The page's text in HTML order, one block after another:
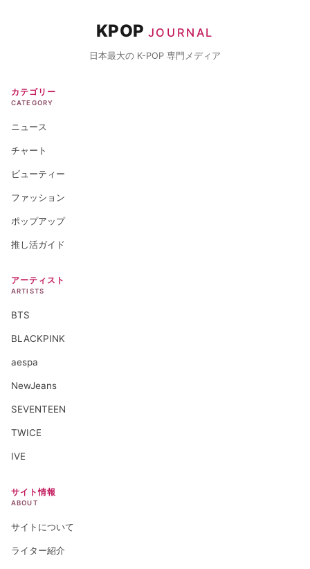
KPOP JOURNAL
日本最大の K-POP 専門メディア
カテゴリー
CATEGORY
ニュース
チャート
ビューティー
ファッション
ポップアップ
推し活ガイド
アーティスト
ARTISTS
BTS
BLACKPINK
aespa
NewJeans
SEVENTEEN
TWICE
IVE
サイト情報
ABOUT
サイトについて
ライター紹介